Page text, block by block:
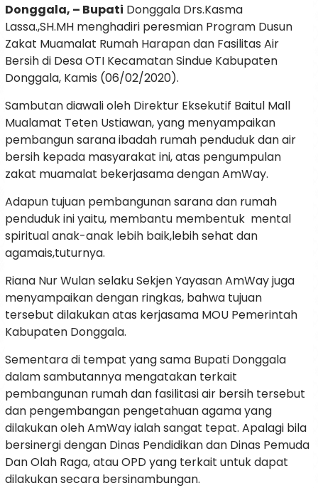
Donggala, – Bupati Donggala Drs.Kasma
Lassa.,SH.MH menghadiri peresmian Program Dusun
Zakat Muamalat Rumah Harapan dan Fasilitas Air
Bersih di Desa OTI Kecamatan Sindue Kabupaten
Donggala, Kamis (06/02/2020).
Sambutan diawali oleh Direktur Eksekutif Baitul Mall
Mualamat Teten Ustiawan, yang menyampaikan
pembangun sarana ibadah rumah penduduk dan air
bersih kepada masyarakat ini, atas pengumpulan
zakat muamalat bekerjasama dengan AmWay.
Adapun tujuan pembangunan sarana dan rumah
penduduk ini yaitu, membantu membentuk mental
spiritual anak-anak lebih baik,lebih sehat dan
agamais,tuturnya.
Riana Nur Wulan selaku Sekjen Yayasan AmWay juga
menyampaikan dengan ringkas, bahwa tujuan
tersebut dilakukan atas kerjasama MOU Pemerintah
Kabupaten Donggala.
Sementara di tempat yang sama Bupati Donggala
dalam sambutannya mengatakan terkait
pembangunan rumah dan fasilitasi air bersih tersebut
dan pengembangan pengetahuan agama yang
dilakukan oleh AmWay ialah sangat tepat. Apalagi bila
bersinergi dengan Dinas Pendidikan dan Dinas Pemuda
Dan Olah Raga, atau OPD yang terkait untuk dapat
dilakukan secara bersinambungan.